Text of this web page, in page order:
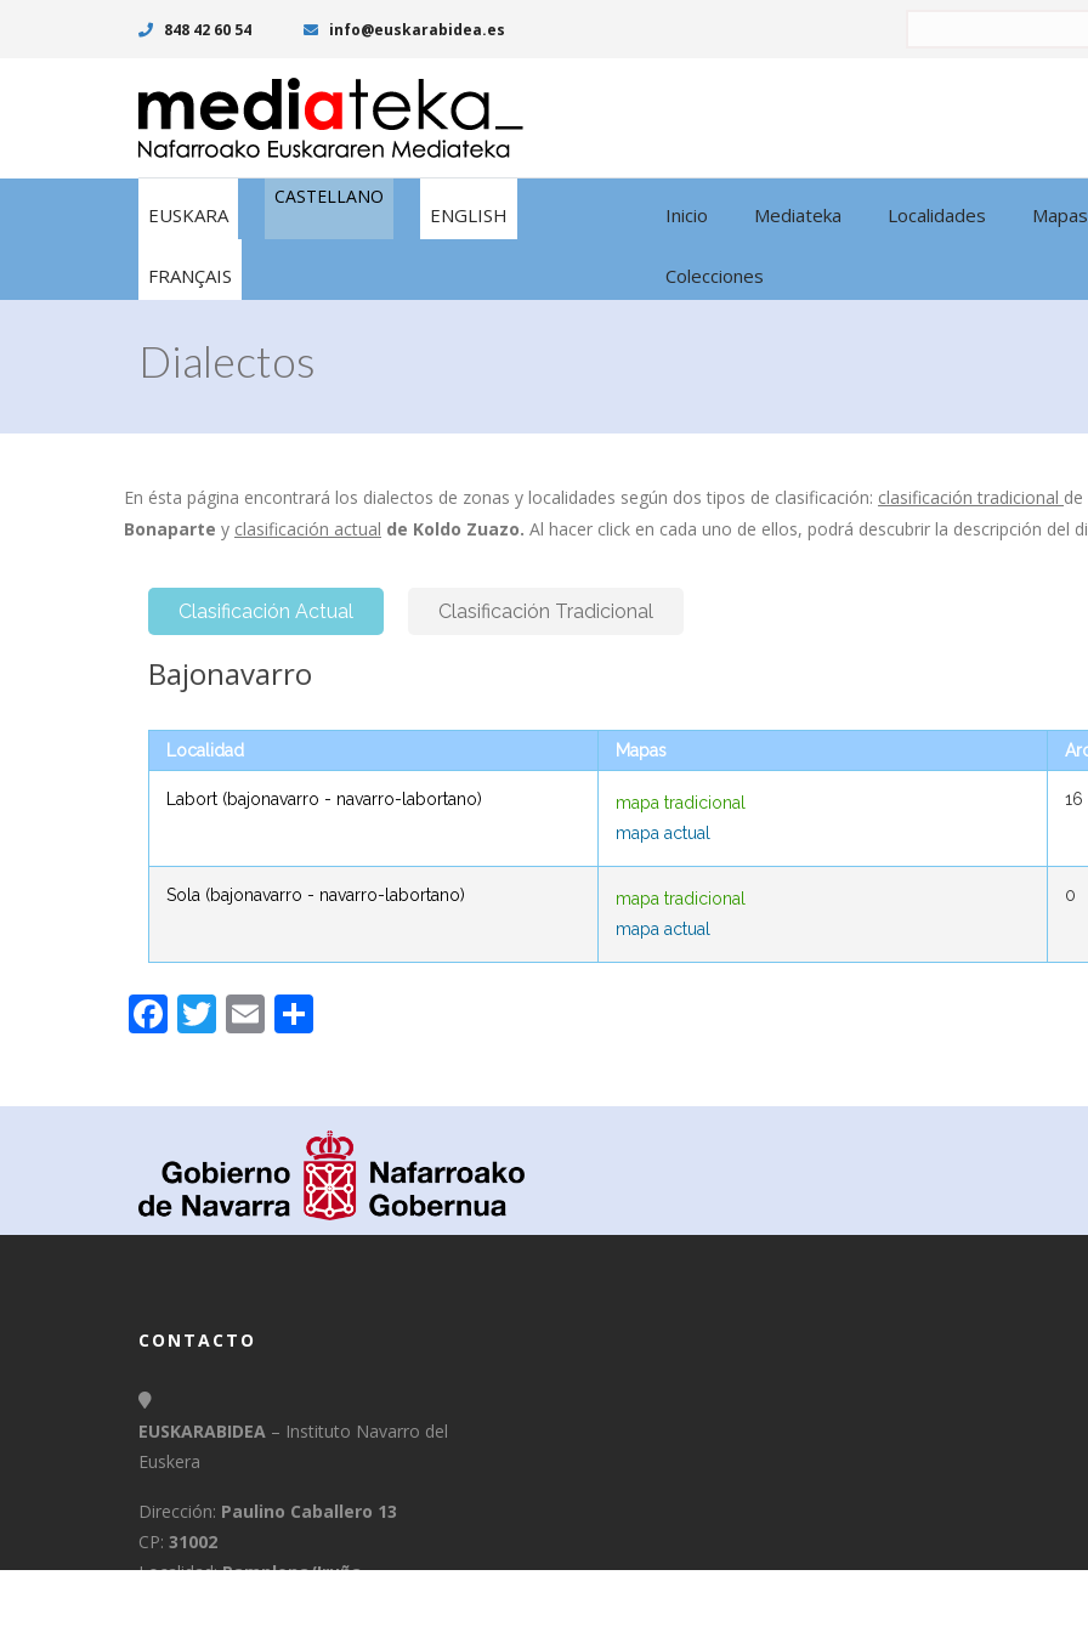
848 42 60 54 info@euskarabidea.es
EUSKARA
CASTELLANO
ENGLISH
FRANÇAIS
Inicio Mediateka Localidades Mapas
Colecciones
Dialectos
En ésta página encontrará los dialectos de zonas y localidades según dos tipos de clasificación: clasificación tradicional de
Bonaparte y clasificación actual de Koldo Zuazo. Al hacer click en cada uno de ellos, podrá descubrir la descripción del
Clasificación Actual Clasificación Tradicional
Bajonavarro
Localidad Mapas
Labort (bajonavarro - navarro-labortano)
mapa tradicional
mapa actual
16
Sola (bajonavarro - navarro-labortano)
mapa tradicional
mapa actual
0
Bajonavarro
Localidad Mapas
Labort (bajonavarro - navarro-labortano)
mapa tradicional
mapa actual
16
Sola (bajonavarro - navarro-labortano)
mapa tradicional
mapa actual
0
Facebook
Twitter
Email
CONTACTO
EUSKARABIDEA – Instituto Navarro del
Euskera
Dirección: Paulino Caballero 13
CP: 31002
Localidad:Pamplona/Iruña